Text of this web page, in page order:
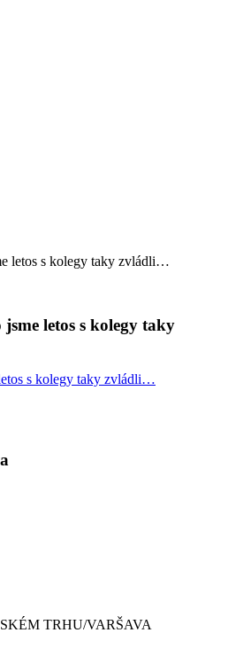
letos s kolegy taky
s kolegy taky zvládli…